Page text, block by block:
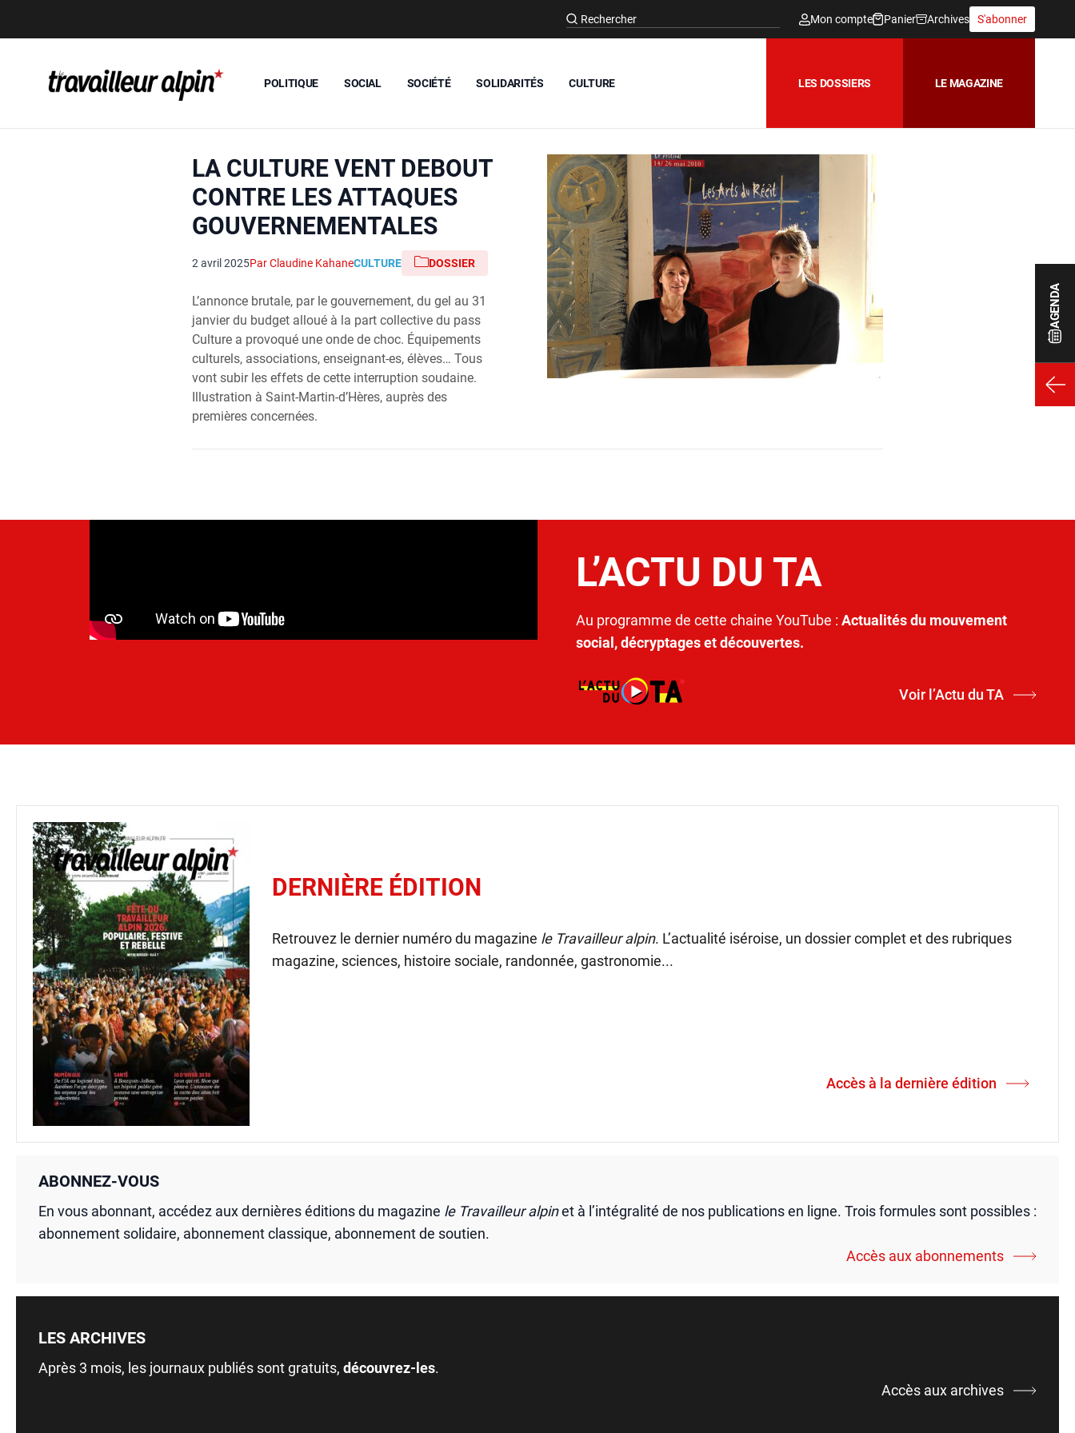
AGENDA
Mon compte Panier Archives S'abonner
POLITIQUE SOCIAL SOCIÉTÉ SOLIDARITÉS CULTURE LES DOSSIERS LE MAGAZINE
LA CULTURE VENT DEBOUT
CONTRE LES ATTAQUES
GOUVERNEMENTALES
2 avril 2025Par Claudine KahaneCULTURE DOSSIER
L’annonce brutale, par le gouvernement, du gel au 31
janvier du budget alloué à la part collective du pass
Culture a provoqué une onde de choc. Équipements
culturels, associations, enseignant-es, élèves… Tous
vont subir les effets de cette interruption soudaine.
Illustration à Saint-Martin-d’Hères, auprès des
premières concernées.
L’ACTU DU TA
Au programme de cette chaine YouTube : Actualités du mouvement
social, décryptages et découvertes.
Voir l’Actu du TA
DERNIÈRE ÉDITION
Retrouvez le dernier numéro du magazine le Travailleur alpin. L’actualité iséroise, un dossier complet et des rubriques
magazine, sciences, histoire sociale, randonnée, gastronomie...
Accès à la dernière édition
ABONNEZ-VOUS
En vous abonnant, accédez aux dernières éditions du magazine le Travailleur alpinet à l’intégralité de nos publications en ligne. Trois formules sont possibles :
abonnement solidaire, abonnement classique, abonnement de soutien.
Accès aux abonnements
LES ARCHIVES
Après 3 mois, les journaux publiés sont gratuits, découvrez-les.
Accès aux archives